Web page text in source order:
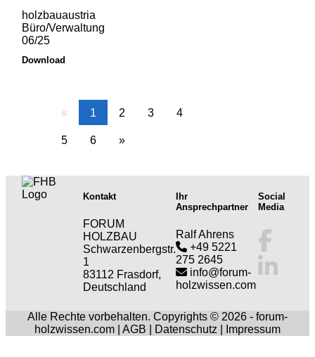
holzbauaustria
Büro/Verwaltung
06/25
Download
« 1 2 3 4
5 6 »
Kontakt
FORUM
HOLZBAU
Schwarzenbergstr.
1
83112 Frasdorf,
Deutschland
Ihr
Ansprechpartner
Ralf Ahrens
+49 5221
275 2645
info@forum-
holzwissen.com
Social
Media
Alle Rechte vorbehalten. Copyrights © 2026 - forum-
holzwissen.com | AGB Datenschutz Impressum